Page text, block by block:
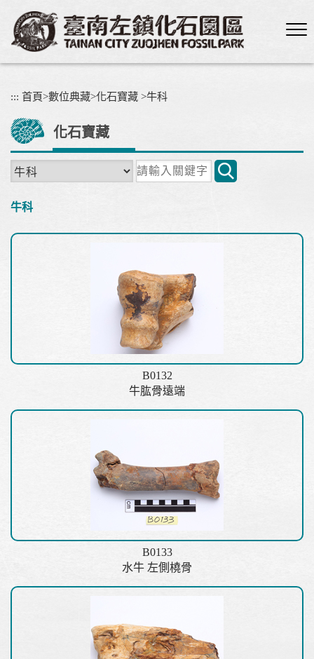
內
::: 首頁>數位典藏>化石寶藏 >牛科
化石寶藏
關
鍵
牛科
B0132
牛肱骨遠端
B0133
水牛 左側橈骨